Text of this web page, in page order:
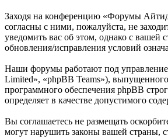
Заходя на конференцию «Форумы
согласны с ними, пожалуйста, не
уведомить вас об этом, однако с
обновления/исправления условий
Наши форумы работают под
Limited», «phpBB Teams»),
программного обеспечения phpBB
определяет в качестве допустимого
Вы соглашаетесь не размещать
могут нарушить законы вашей страны,